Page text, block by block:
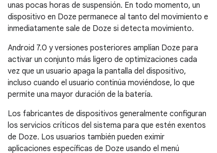
unas pocas horas de suspensión. En todo momento, un
dispositivo en Doze permanece al tanto del movimiento e
inmediatamente sale de Doze si detecta movimiento.
Android 7.0 y versiones posteriores amplían Doze para
activar un conjunto más ligero de optimizaciones cada
vez que un usuario apaga la pantalla del dispositivo,
incluso cuando el usuario continúa moviéndose, lo que
permite una mayor duración de la batería.
Los fabricantes de dispositivos generalmente configuran
los servicios críticos del sistema para que estén exentos
de Doze. Los usuarios también pueden eximir
aplicaciones específicas de Doze usando el menú